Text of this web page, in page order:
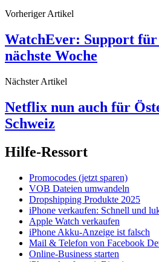
Vorheriger Artikel
WatchEver: Support für
nächste Woche
Nächster Artikel
Netflix nun auch für
Schweiz
Hilfe-Ressort
Promocodes (jetzt sparen)
VOB Dateien umwandeln
Dropshipping Produkte 2025
iPhone verkaufen: Schnell und
Apple Watch verkaufen
iPhone Akku-Anzeige ist falsch
Mail & Telefon von Facebook
Online-Business starten